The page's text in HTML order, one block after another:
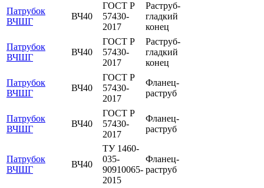
Патрубок
ВЧШГ
ВЧ40
ГОСТ Р
57430-
2017
Раструб-
гладкий
конец
Патрубок
ВЧШГ
ВЧ40
ГОСТ Р
57430-
2017
Раструб-
гладкий
конец
Патрубок
ВЧШГ
ВЧ40
ГОСТ Р
57430-
2017
Фланец-
раструб
Патрубок
ВЧШГ
ВЧ40
ГОСТ Р
57430-
2017
Фланец-
раструб
Патрубок
ВЧШГ
ВЧ40
ТУ 1460-
035-
90910065-
2015
Фланец-
раструб